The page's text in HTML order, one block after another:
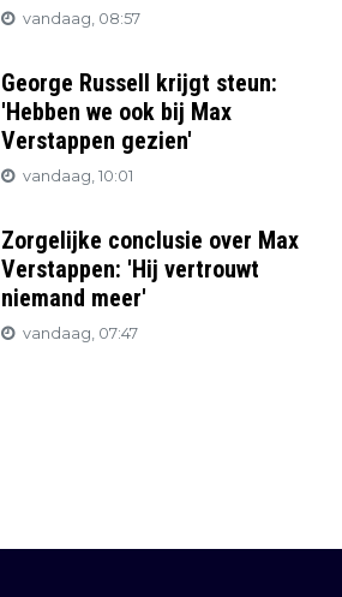
vandaag, 08:57
George Russell krijgt steun:
'Hebben we ook bij Max
Verstappen gezien'
vandaag, 10:01
Zorgelijke conclusie over Max
Verstappen: 'Hij vertrouwt
niemand meer'
vandaag, 07:47